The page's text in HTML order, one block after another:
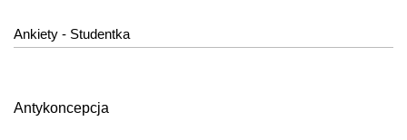
Ankiety - Studentka
Antykoncepcja